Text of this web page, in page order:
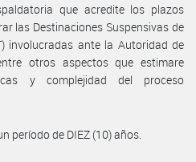
que acredite los plazos
las Destinaciones Suspensivas de
involucradas ante la Autoridad de
otros aspectos que estimare
y complejidad del proceso
período de DIEZ (10) años.